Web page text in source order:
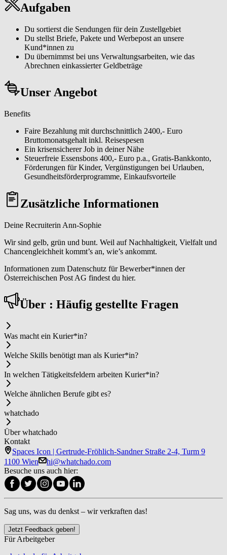
Aufgaben
Du sortierst die Sendungen für dein Zustellgebiet
Du stellst Briefe, Pakete und Werbepost an unsere
Kund*innen zu
Du übernimmst bei uns Verwaltungsarbeiten, wie das
Abrechnen einkassierter Geldbeträge
Unser Angebot
Benefits
Faire Bezahlung mit durchschnittlich 2400,- Euro
Bruttomonatsgehalt inkl. Reisespesen
Ein krisensicherer Job in deiner Nähe
Steuerfreie Essensbons 400,- Euro p.a., Gratis-Bankkonto,
Förderungen für Kinder, Vergünstigungen bei Urlauben,
Gesundheitsförderprogramme, Einkaufsvorteile
Zusätzliche Informationen
Deine Recruiterin Ann-Sophie
Wir sind gelb, grün und bunt. Weil auf Nachhaltigkeit, Vielfalt und
Chancengleichheit kommt’s an, wie’s ankommt.
Informationen zum Datenschutz für Bewerber*innen der
Österreichischen Post AG findest du hier.
Über : Häufig gestellte Fragen
Was macht ein Ku­rier*in?
Welche Skills benötigt man als Ku­rier*in?
In welchen Tätigkeitsfeldern arbeiten Ku­rier*in?
Welche ähnlichen Berufe gibt es?
whatchado
Über whatchado
Kontakt
Spaces Icon | Gertrude-Fröhlich-Sandner Straße 2-4, Turm 9
1100 Wien
hi@whatchado.com
Besuche uns auch hier:
Sag uns, was du denkst – wir verkraften das!
Jetzt Feedback geben!
Für Arbeitgeber